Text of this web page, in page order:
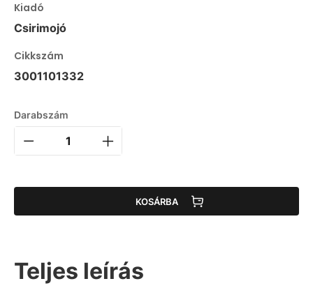
Kiadó
Csirimojó
Cikkszám
3001101332
Darabszám
KOSÁRBA
Teljes leírás